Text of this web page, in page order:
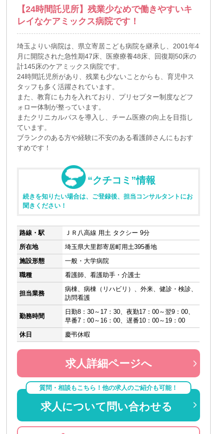
【24時間託児所】残業少なめで働きやすいキ
レイなケアミックス病院です！
埼玉よりい病院は、県立寄居こども病院を継承し、2001年4
月に開院された急性期47床、医療療養48床、回復期50床の
計145床のケアミックス病院です。
24時間託児所があり、残業も少ないことからも、育児中ス
タッフも多く活躍されています。
また、教育にも力を入れており、プリセプター制度などフ
ォロー体制が整っています。
またクリニカルパスを導入し、チーム医療の向上を目指し
ています。
ブランクのある方や経験に不安のある看護師さんにもおす
すめです！
“クチコミ”情報
続きを知りたい場合は、ご登録後、担当コンサルタントにお
聞きください！
路線・駅
ＪＲ八高線 用土 タクシー 9分
所在地
埼玉県大里郡寄居町用土395番地
施設形態
一般・大学病院
職種
看護師、看護助手・介護士
担当業務
病棟、病棟（リハビリ）、外来、健診・検診、
訪問看護
勤務時間
日勤8：30～17：30、夜勤17：00～翌9：00、
早番7：00～16：00、遅番10：00～19：00
休日
慶弔休暇
求人詳細ページへ
質問・相談もこちら！他の求人のご紹介も可能！
求人について問い合わせる